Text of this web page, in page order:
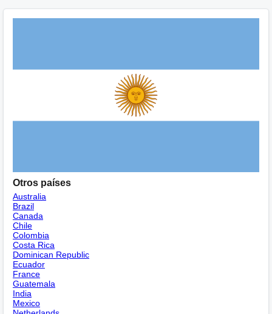
Otros países
Australia
Brazil
Canada
Chile
Colombia
Costa Rica
Dominican Republic
Ecuador
France
Guatemala
India
Mexico